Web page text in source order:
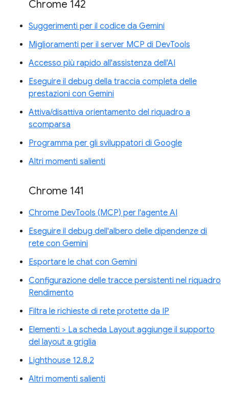
Chrome 142
Suggerimenti per il codice da Gemini
Miglioramenti per il server MCP di DevTools
Accesso più rapido all'assistenza dell'AI
Eseguire il debug della traccia completa delle
prestazioni con Gemini
Attiva/disattiva orientamento del riquadro a
scomparsa
Programma per gli sviluppatori di Google
Altri momenti salienti
Chrome 141
Chrome DevTools (MCP) per l'agente AI
Eseguire il debug dell'albero delle dipendenze di
rete con Gemini
Esportare le chat con Gemini
Configurazione delle tracce persistenti nel riquadro
Rendimento
Filtra le richieste di rete protette da IP
Elementi > La scheda Layout aggiunge il supporto
del layout a griglia
Lighthouse 12.8.2
Altri momenti salienti